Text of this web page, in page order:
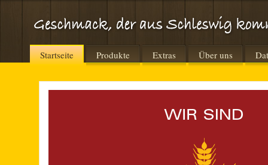
Startseite Produkte Extras Über uns